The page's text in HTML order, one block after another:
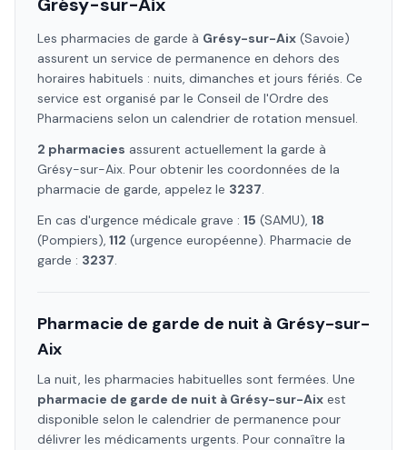
Les pharmacies de garde à Grésy-sur-Aix (Savoie)
assurent un service de permanence en dehors des
horaires habituels : nuits, dimanches et jours fériés. Ce
service est organisé par le Conseil de l'Ordre des
Pharmaciens selon un calendrier de rotation mensuel.
2 pharmacies assurent actuellement la garde à
Grésy-sur-Aix. Pour obtenir les coordonnées de la
pharmacie de garde, appelez le 3237.
En cas d'urgence médicale grave : 15 (SAMU), 18
(Pompiers), 112 (urgence européenne). Pharmacie de
garde : 3237.
Pharmacie de garde de nuit à Grésy-sur-
Aix
La nuit, les pharmacies habituelles sont fermées. Une
pharmacie de garde de nuit à Grésy-sur-Aix est
disponible selon le calendrier de permanence pour
délivrer les médicaments urgents. Pour connaître la